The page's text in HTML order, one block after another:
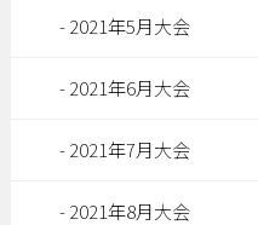
2021年5月大会
2021年6月大会
2021年7月大会
2021年8月大会